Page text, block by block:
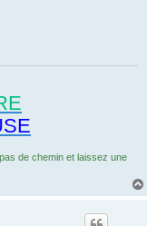
de chemin et laissez une